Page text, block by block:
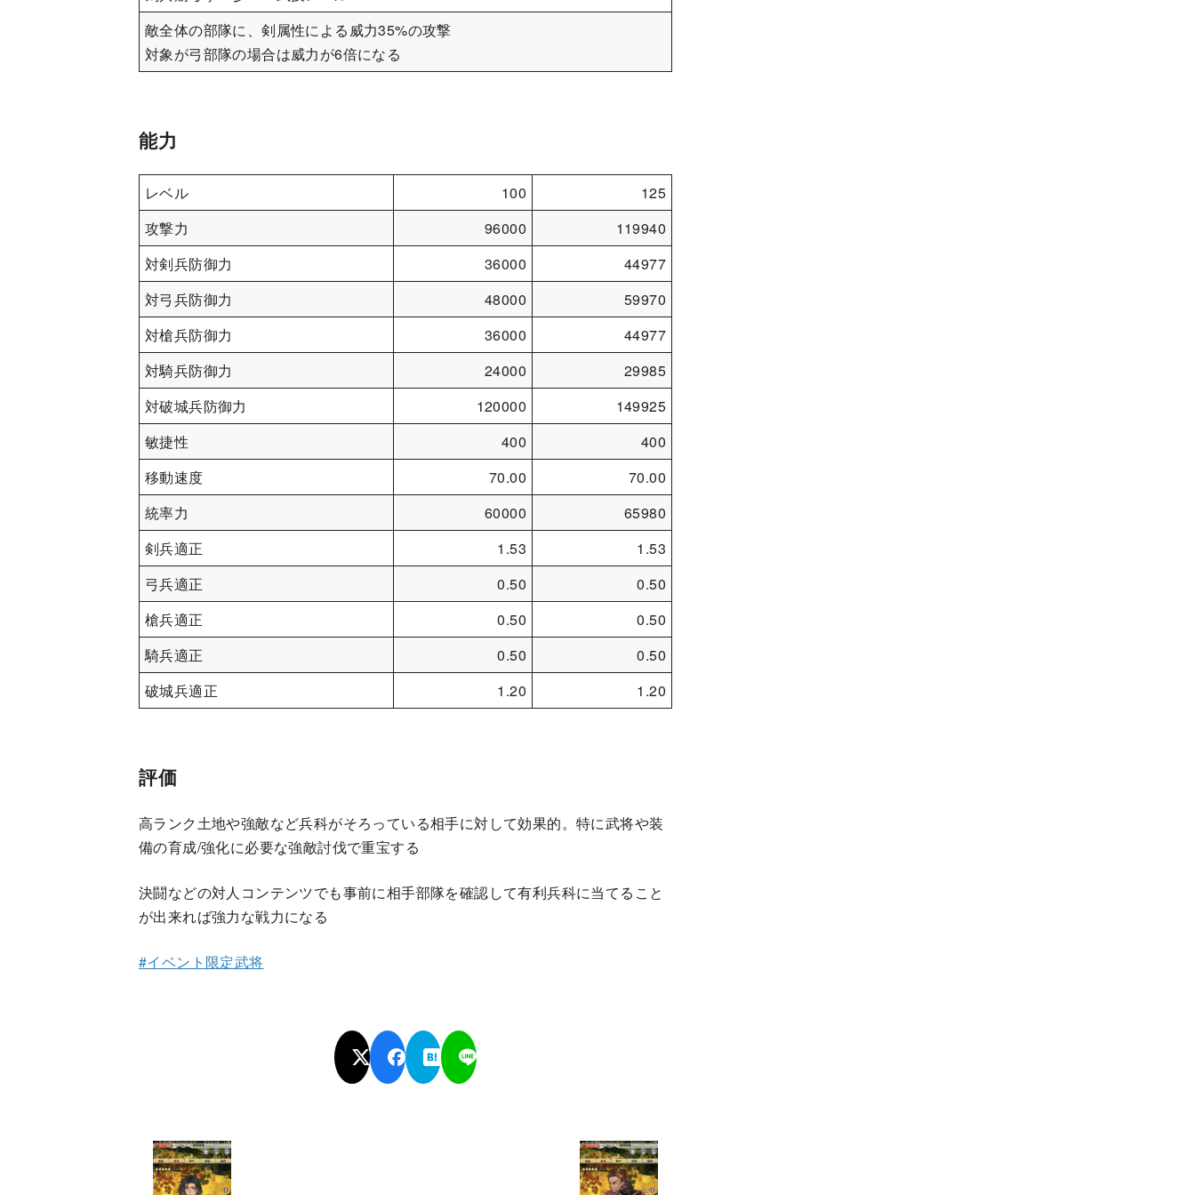
敵全体の部隊に、剣属性による威力35%の攻撃
対象が弓部隊の場合は威力が6倍になる
能力
レベル 100
125
攻撃力
96000
119940
対剣兵防御力
36000
44977
対弓兵防御力
48000
59970
対槍兵防御力
36000
44977
対騎兵防御力
24000
29985
対破城兵防御力
120000
149925
敏捷性
400
400
移動速度
70.00
70.00
統率力
60000
65980
剣兵適正
1.53
1.53
弓兵適正
0.50
0.50
槍兵適正
0.50
0.50
騎兵適正
0.50
0.50
破城兵適正
1.20 1.20
評価
高ランク土地や強敵など兵科がそろっている相手に対して効果的。特に武将や装
備の育成/強化に必要な強敵討伐で重宝する
決闘などの対人コンテンツでも事前に相手部隊を確認して有利兵科に当てること
が出来れば強力な戦力になる
#イベント限定武将